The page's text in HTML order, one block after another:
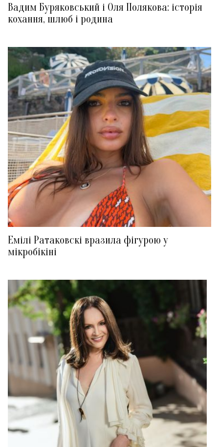
Вадим Буряковський і Оля Полякова: історія
кохання, шлюб і родина
Емілі Ратаковскі вразила фігурою у
мікробікіні